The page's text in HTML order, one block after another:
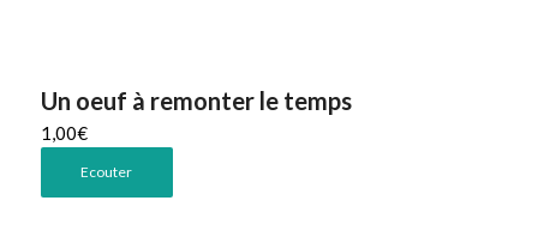
Un oeuf à remonter le temps
1,00€
Ecouter